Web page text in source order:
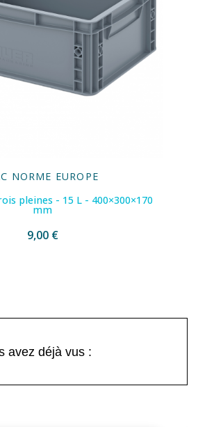
NORME EUROPE
pleines - 15 L - 400×300×170
mm
9,00 €
avez déjà vus :